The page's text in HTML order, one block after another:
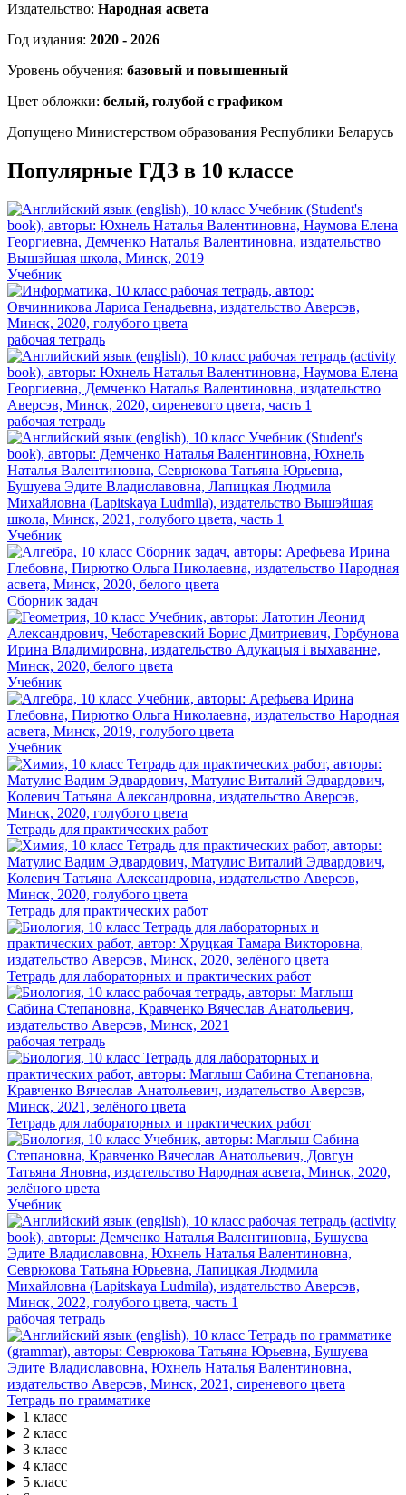
Издательство: Народная асвета
Год издания: 2020 - 2026
Уровень обучения: базовый и повышенный
Цвет обложки: белый, голубой с графиком
Допущено Министерством образования Республики Беларусь
Популярные ГДЗ в 10 классе
Учебник
рабочая тетрадь
рабочая тетрадь
Учебник
Сборник задач
Учебник
Учебник
Тетрадь для практических работ
Тетрадь для практических работ
Тетрадь для лабораторных и практических работ
рабочая тетрадь
Тетрадь для лабораторных и практических работ
Учебник
рабочая тетрадь
Тетрадь по грамматике
1 класс
2 класс
3 класс
4 класс
5 класс